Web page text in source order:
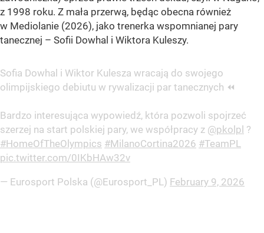
z 1998 roku. Z mała przerwą, będąc obecna również
w Mediolanie (2026), jako trenerka wspomnianej pary
tanecznej – Sofii Dowhal i Wiktora Kuleszy.
Sofia Dowhal i Wiktor Kulesza wracają do swojego
olimpijskiego debiutu w rywalizacji par tanecznych ⏪
Bardzo interesująca wypowiedź, która pozwoli spojrzeć
szerzej na start polskiej pary, we współpracy z @pkolpl ?
#HomeOfTheOlympics #MilanoCortina2026 #TeamPL
pic.twitter.com/0IKbHAw32v
— Eurosport Polska (@Eurosport_PL) February 9, 2026